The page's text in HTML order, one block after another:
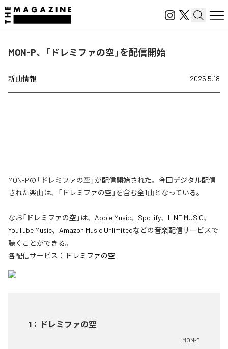
MON-P、「ドレミファの空」を配信開始
新曲情報 2025.5.18
MON-Pの「ドレミファの空」が配信開始された。今回デジタル配信
された楽曲は、「ドレミファの空」を含む全1曲となっている。
なお「 ドレミファの空 」は、 Apple Music、 Spotify、 LINE MUSIC、
YouTube Music、 Amazon Music Unlimitedなどの音楽配信サービスで
聴くことができる。
各配信サービス： ドレミファの空
1 ： ドレミファの空
MON-P